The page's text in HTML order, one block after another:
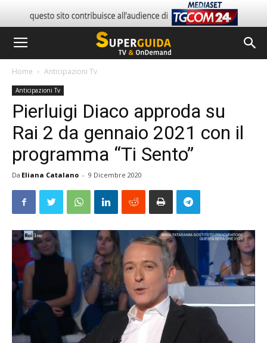
Home Anticipazioni Tv
Anticipazioni Tv
Pierluigi Diaco approda su
Rai 2 da gennaio 2021 con il
programma “Ti Sento”
Da Eliana Catalano - 9 Dicembre 2020